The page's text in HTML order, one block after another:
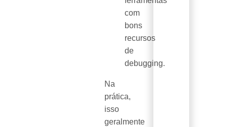
com
bons
recursos
de
debugging.
Na
prática,
isso
geralmente